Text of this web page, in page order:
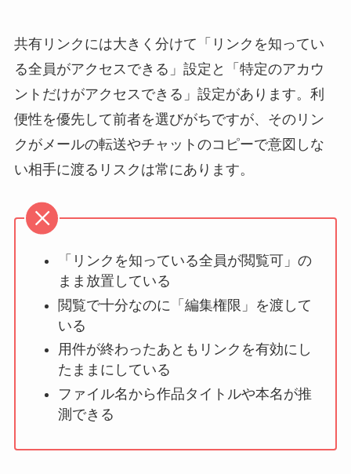
共有リンクには大きく分けて「リンクを知ってい
る全員がアクセスできる」設定と「特定のアカウ
ントだけがアクセスできる」設定があります。利
便性を優先して前者を選びがちですが、そのリン
クがメールの転送やチャットのコピーで意図しな
い相手に渡るリスクは常にあります。
「リンクを知っている全員が閲覧可」の
まま放置している
閲覧で十分なのに「編集権限」を渡して
いる
用件が終わったあともリンクを有効にし
たままにしている
ファイル名から作品タイトルや本名が推
測できる